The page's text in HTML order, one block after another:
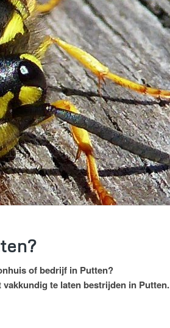
of bedrijf in Putten?
te laten bestrijden in Putten.